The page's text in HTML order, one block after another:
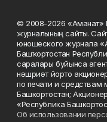
© 2008-2026 «Аманат»
журналының сайты.
юношеского журнала
Башҡортостан
саралары буйынса
нәшриәт йорто
по печати и
Башкортостан;
«Республика
Об использовании